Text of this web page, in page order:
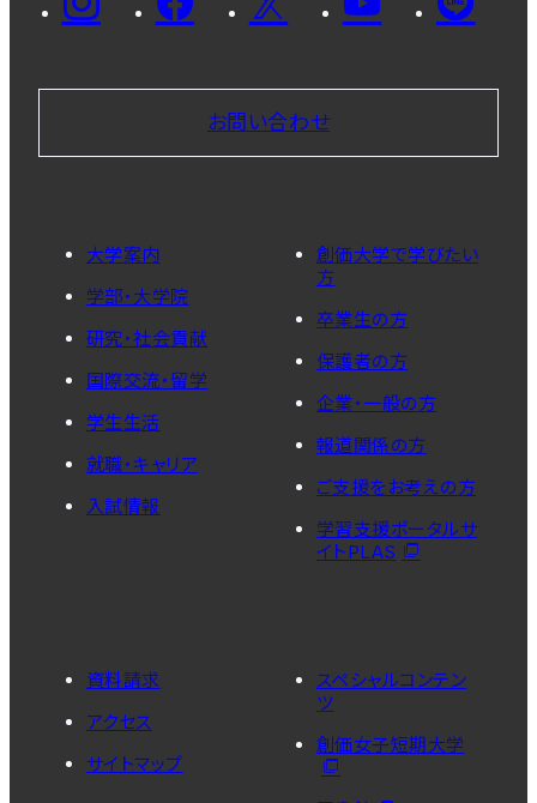
お問い合わせ
大学案内
学部・大学院
研究・社会貢献
国際交流・留学
学生生活
就職・キャリア
入試情報
創価大学で学びたい
方
卒業生の方
保護者の方
企業・一般の方
報道関係の方
ご支援をお考えの方
学習支援ポータルサ
イトPLAS
資料請求
アクセス
サイトマップ
スペシャルコンテン
ツ
創価女子短期大学